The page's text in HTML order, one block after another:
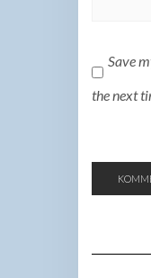
Save
the next